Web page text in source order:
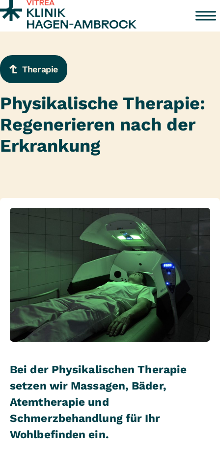
Zum Inhalt springen
Therapie
Physikalische Therapie:
Regenerieren nach der
Erkrankung
Bei der Physikalischen Therapie
setzen wir Massagen, Bäder,
Atemtherapie und
Schmerzbehandlung für Ihr
Wohlbefinden ein.